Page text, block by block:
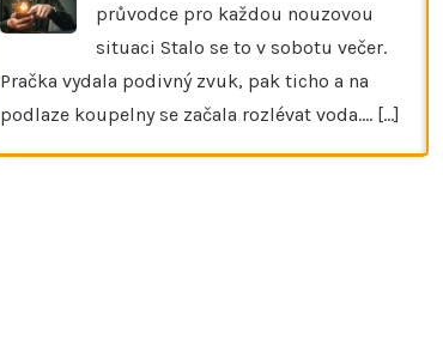
průvodce pro každou nouzovou
situaci Stalo se to v sobotu večer.
Pračka vydala podivný zvuk, pak ticho a na
podlaze koupelny se začala rozlévat voda.… [...]